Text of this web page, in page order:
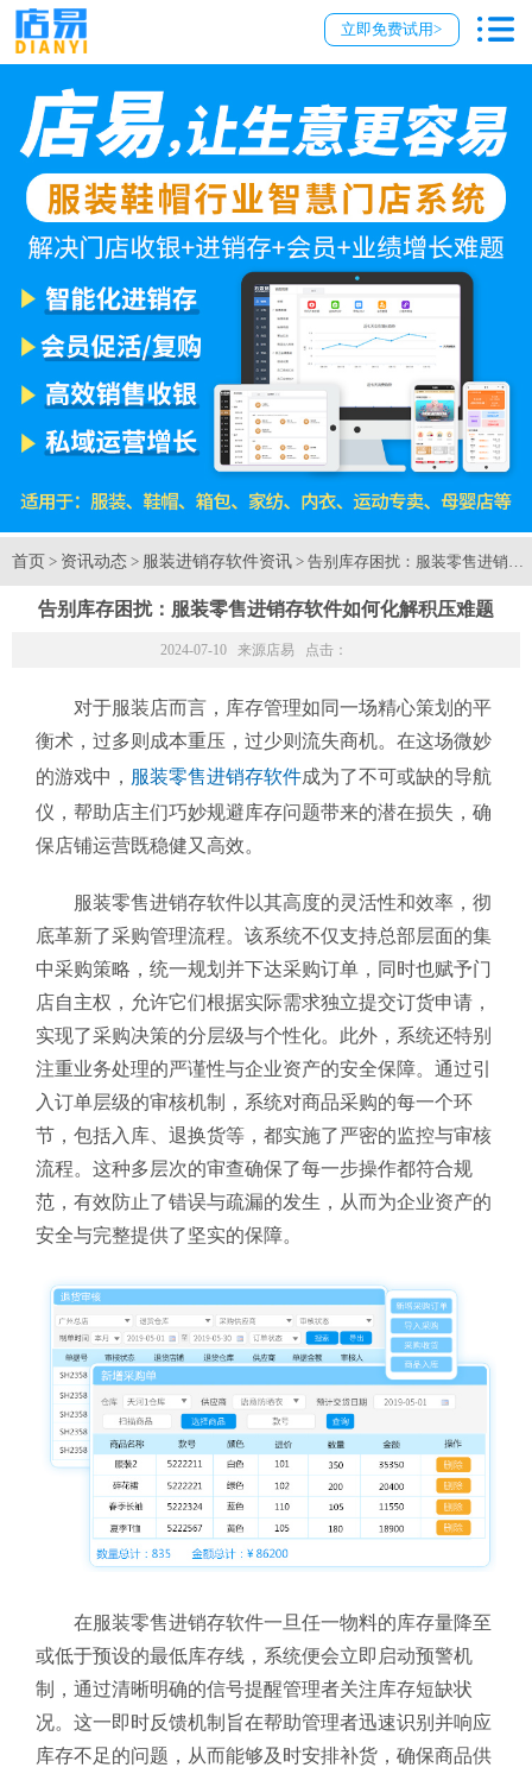
立即免费试用>
首页 > 资讯动态 > 服装进销存软件资讯 > 告别库存困扰：服装零售进销存
告别库存困扰：服装零售进销存软件如何化解积压难题
2024-07-10 来源店易 点击：
对于服装店而言，库存管理如同一场精心策划的平
衡术，过多则成本重压，过少则流失商机。在这场微妙
的游戏中， 服装零售进销存软件成为了不可或缺的导航
仪，帮助店主们巧妙规避库存问题带来的潜在损失，确
保店铺运营既稳健又高效。
服装零售进销存软件以其高度的灵活性和效率，彻
底革新了采购管理流程。该系统不仅支持总部层面的集
中采购策略，统一规划并下达采购订单，同时也赋予门
店自主权，允许它们根据实际需求独立提交订货申请，
实现了采购决策的分层级与个性化。此外，系统还特别
注重业务处理的严谨性与企业资产的安全保障。通过引
入订单层级的审核机制，系统对商品采购的每一个环
节，包括入库、退换货等，都实施了严密的监控与审核
流程。这种多层次的审查确保了每一步操作都符合规
范，有效防止了错误与疏漏的发生，从而为企业资产的
安全与完整提供了坚实的保障。
在服装零售进销存软件一旦任一物料的库存量降至
或低于预设的最低库存线，系统便会立即启动预警机
制，通过清晰明确的信号提醒管理者关注库存短缺状
况。这一即时反馈机制旨在帮助管理者迅速识别并响应
库存不足的问题，从而能够及时安排补货，确保商品供